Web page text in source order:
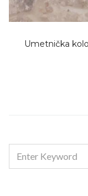
Umetnička
FOR: